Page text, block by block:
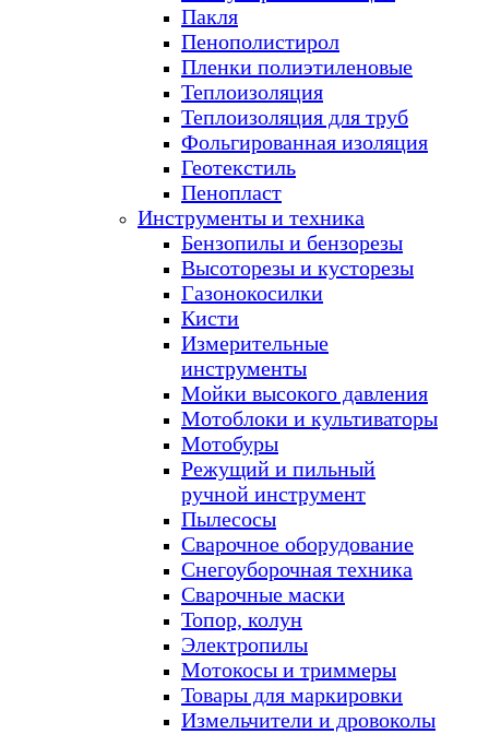
Пакля
Пенополистирол
Пленки полиэтиленовые
Теплоизоляция
Теплоизоляция для труб
Фольгированная изоляция
Геотекстиль
Пенопласт
Инструменты и техника
Бензопилы и бензорезы
Высоторезы и кусторезы
Газонокосилки
Кисти
Измерительные
инструменты
Мойки высокого давления
Мотоблоки и культиваторы
Мотобуры
Режущий и пильный
ручной инструмент
Пылесосы
Сварочное оборудование
Снегоуборочная техника
Сварочные маски
Топор, колун
Электропилы
Мотокосы и триммеры
Товары для маркировки
Измельчители и дровоколы